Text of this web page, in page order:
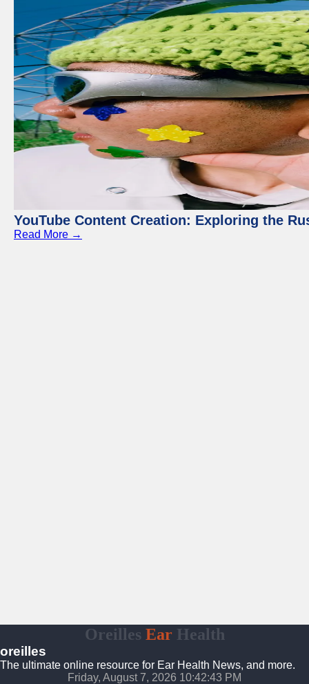
YouTube Content Creation: Exploring the
Read More →
Oreilles Ear Health
oreilles
The ultimate online resource for Ear Health News, and more.
Friday, August 7, 2026 10:42:44 PM